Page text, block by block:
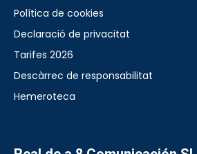
Política de cookies
Declaració de privacitat
Tarifes 2026
Descàrrec de responsabilitat
Hemeroteca